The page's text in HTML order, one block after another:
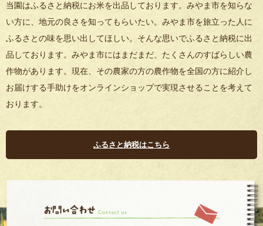
当園はふるさと納税にお米を出品しております。みやま市を知らな
い方に、地元の良さを知ってもらいたい。みやま市を旅立った人に
ふるさとの味を思い出してほしい。そんな思いでふるさと納税に出
品しております。みやま市にはまだまだ、たくさんのすばらしい農
作物があります。現在、その農家の方の農作物を全国の方に紹介し
お届けする手助けをオンラインショップで実現させることを考えて
おります。
ふるさと納税はこちら